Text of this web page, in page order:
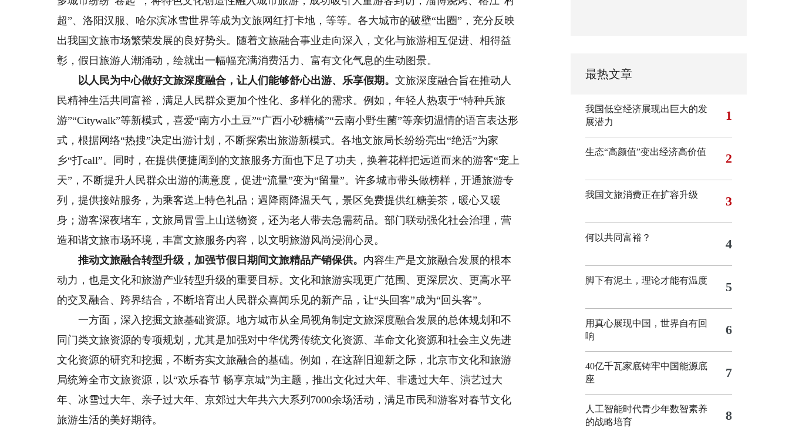
超”、洛阳汉服、哈尔滨冰雪世界等成为文旅网红打卡地，等等。各大城市的破壁“出圈”，充分反映
出我国文旅市场繁荣发展的良好势头。随着文旅融合事业走向深入，文化与旅游相互促进、相得益
彰，假日旅游人潮涌动，绘就出一幅幅充满消费活力、富有文化气息的生动图景。
以人民为中心做好文旅深度融合，让人们能够舒心出游、乐享假期。文旅深度融合旨在推动人
民精神生活共同富裕，满足人民群众更加个性化、多样化的需求。例如，年轻人热衷于“特种兵旅
游”“Citywalk”等新模式，喜爱“南方小土豆”“广西小砂糖橘”“云南小野生菌”等亲切温情的语言表达形
式，根据网络“热搜”决定出游计划，不断探索出旅游新模式。各地文旅局长纷纷亮出“绝活”为家
乡“打call”。同时，在提供便捷周到的文旅服务方面也下足了功夫，换着花样把远道而来的游客“宠上
天”，不断提升人民群众出游的满意度，促进“流量”变为“留量”。许多城市带头做榜样，开通旅游专
列，提供接站服务，为乘客送上特色礼品；遇降雨降温天气，景区免费提供红糖姜茶，暖心又暖
身；游客深夜堵车，文旅局冒雪上山送物资，还为老人带去急需药品。部门联动强化社会治理，营
造和谐文旅市场环境，丰富文旅服务内容，以文明旅游风尚浸润心灵。
推动文旅融合转型升级，加强节假日期间文旅精品产销保供。 内容生产是文旅融合发展的根本
动力，也是文化和旅游产业转型升级的重要目标。文化和旅游实现更广范围、更深层次、更高水平
的交叉融合、跨界结合，不断培育出人民群众喜闻乐见的新产品，让“头回客”成为“回头客”。
一方面，深入挖掘文旅基础资源。地方城市从全局视角制定文旅深度融合发展的总体规划和不
同门类文旅资源的专项规划，尤其是加强对中华优秀传统文化资源、革命文化资源和社会主义先进
文化资源的研究和挖掘，不断夯实文旅融合的基础。例如，在这辞旧迎新之际，北京市文化和旅游
局统筹全市文旅资源，以“欢乐春节 畅享京城”为主题，推出文化过大年、非遗过大年、演艺过大
年、冰雪过大年、亲子过大年、京郊过大年共六大系列7000余场活动，满足市民和游客对春节文化
旅游生活的美好期待。
最热文章
我国低空经济展现出巨大的发
展潜力
1
生态“高颜值”变出经济高价值 2
我国文旅消费正在扩容升级 3
何以共同富裕？ 4
脚下有泥土，理论才能有温度 5
用真心展现中国，世界自有回
响
6
40亿千瓦家底铸牢中国能源底
座
7
人工智能时代青少年数智素养
的战略培育
8